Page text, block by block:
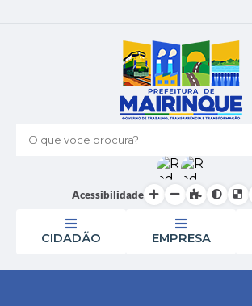
O que voce procura?
Acessibilidade
CIDADÃO EMPRESA